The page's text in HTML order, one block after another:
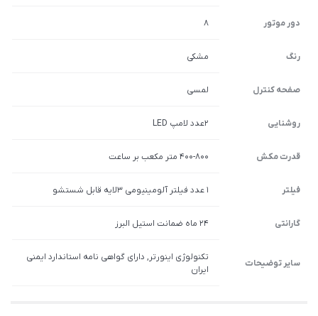
دور موتور 8
رنگ مشکی
صفحه کنترل لمسی
روشنایی 2عدد لامپ LED
قدرت مکش 400-800 متر مکعب بر ساعت
فیلتر 1 عدد فیلتر آلومینیومی 3لایه قابل شستشو
گارانتی 24 ماه ضمانت استیل البرز
سایر توضیحات
تکنولوژی اینورتر, دارای گواهی نامه استاندارد ایمنی
ایران